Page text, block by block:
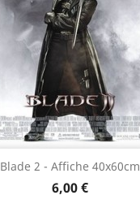
Blade 2 - Affiche 40x60cm
6,00 €